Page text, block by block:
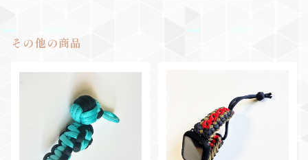
その他の商品